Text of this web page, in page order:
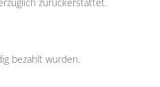
bezahlt wurden.